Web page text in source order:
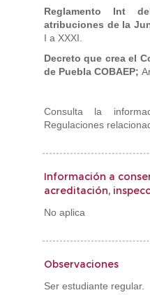
Reglamento Int
atribuciones de la
I a XXXI.
Decreto que crea el
de Puebla COBAEP;
Consulta la
Regulaciones
Información a
acreditación,
No aplica
Observaciones
Ser estudiante regular.